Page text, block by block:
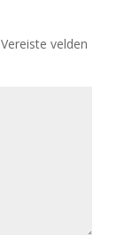
Vereiste velden